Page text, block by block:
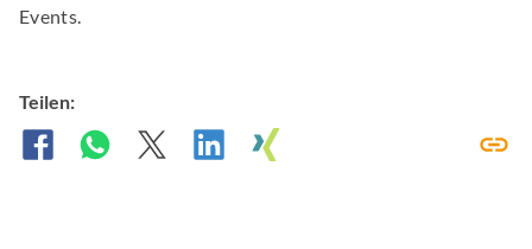
Events.
Teilen: